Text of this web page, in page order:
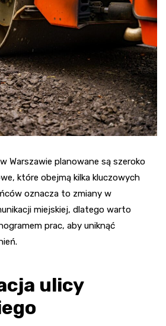
Warszawie planowane są szeroko
które obejmą kilka kluczowych
oznacza to zmiany w
miejskiej, dlatego warto
prac, aby uniknąć
ulicy